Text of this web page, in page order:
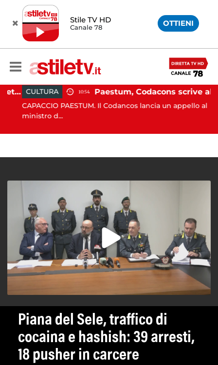
Stile TV HD
Canale 78 OTTIENI
Martina Carbonaro, braccialetto elettronico per i genitori della 14enne uccisa dall'ex CULTURA 10:54 Paestum, Codacons scrive al ministro Giuli: "Rilanciare scavi dell'Anfiteatro nell'area archeologica"
CAPACCIO PAESTUM. Il Codancos lancia un appello al
ministro d...
Piana del Sele, traffico di
cocaina e hashish: 39 arresti,
18 pusher in carcere